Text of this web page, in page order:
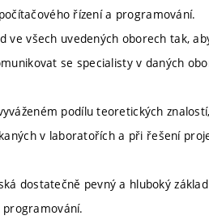
řízení a programování.
ve všech uvedených oborech tak,
se specialisty v daných
podílu teoretických
v laboratořích a při řešení
dostatečně pevný a hluboký